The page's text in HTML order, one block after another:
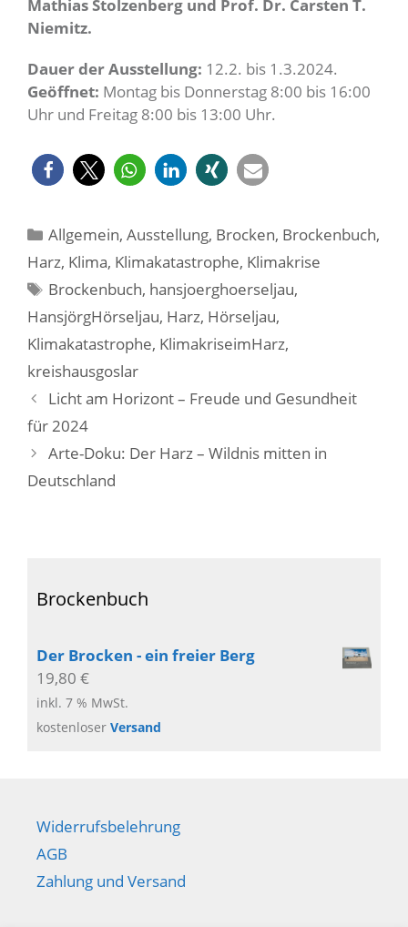
Mathias Stolzenberg und Prof. Dr. Carsten T.
Niemitz.
Dauer der Ausstellung: 12.2. bis 1.3.2024.
Geöffnet: Montag bis Donnerstag 8:00 bis 16:00
Uhr und Freitag 8:00 bis 13:00 Uhr.
Kategorien
Allgemein,Ausstellung, Brocken, Brockenbuch,
Harz, Klima, Klimakatastrophe, Klimakrise
Schlagwörter
Brockenbuch, hansjoerghoerseljau,
HansjörgHörseljau, Harz, Hörseljau,
Klimakatastrophe, KlimakriseimHarz,
kreishausgoslar
Licht am Horizont – Freude und Gesundheit
für 2024
Arte-Doku: Der Harz – Wildnis mitten in
Deutschland
Brockenbuch
Der Brocken - ein freier Berg
19,80 €
inkl. 7 % MwSt.
kostenloser Versand
Widerrufsbelehrung
AGB
Zahlung und Versand